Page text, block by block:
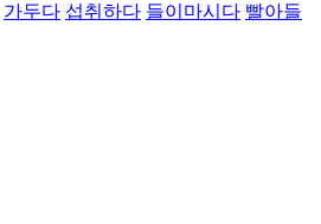
가두다 섭취하다 들이마시다 빨아들